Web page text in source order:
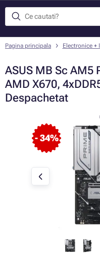
Pagina principala Electronice +
ASUS MB Sc AM5
AMD X670,
Despachetat
- 34%